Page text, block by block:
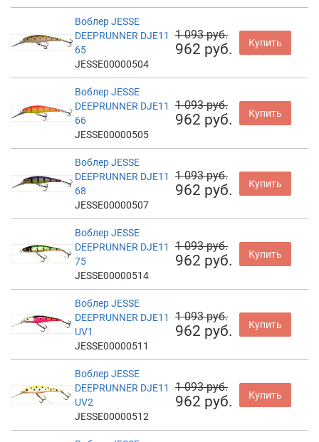
Воблер JESSE
DEEPRUNNER DJE11
65
JESSE00000504
1 093 руб.
962 руб. Купить
Воблер JESSE
DEEPRUNNER DJE11
66
JESSE00000505
1 093 руб.
962 руб. Купить
Воблер JESSE
DEEPRUNNER DJE11
68
JESSE00000507
1 093 руб.
962 руб. Купить
Воблер JESSE
DEEPRUNNER DJE11
75
JESSE00000514
1 093 руб.
962 руб. Купить
Воблер JESSE
DEEPRUNNER DJE11
UV1
JESSE00000511
1 093 руб.
962 руб. Купить
Воблер JESSE
DEEPRUNNER DJE11
UV2
JESSE00000512
1 093 руб.
962 руб. Купить